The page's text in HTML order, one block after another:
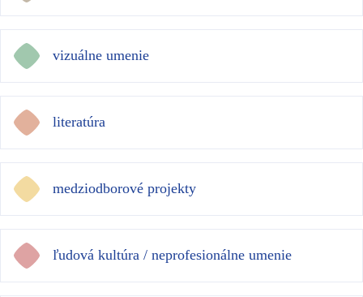
vizuálne umenie
literatúra
medziodborové projekty
ľudová kultúra / neprofesionálne umenie